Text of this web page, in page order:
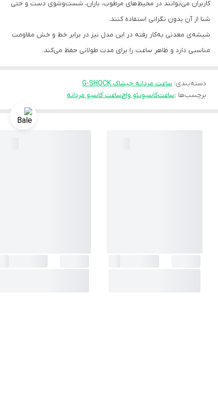
کاربران می‌توانند در محیط‌های مرطوب، باران، شست‌وشوی دست و حتی
شنا از آن بدون نگرانی استفاده کنند.
شیشه‌ی معدنی به‌کار رفته در این مدل نیز در برابر خط‌ و خش‌ مقاومت
مناسبی دارد و ظاهر ساعت را برای مدت طولانی حفظ می‌کند.
دسته‌بندی: ساعت مردانه جیشاک G-SHOCK
برچسب‌ها :ساعتکاسیونئو واچساعت کاسیو مردانه